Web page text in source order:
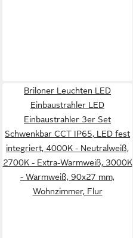
Briloner Leuchten LED
Einbaustrahler LED
Einbaustrahler 3er Set
Schwenkbar CCT IP65, LED fest
integriert, 4000K - Neutralweiß,
2700K - Extra-Warmweiß, 3000K
- Warmweiß, 90x27 mm,
Wohnzimmer, Flur